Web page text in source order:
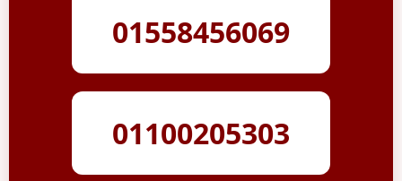
01558456069
01100205303